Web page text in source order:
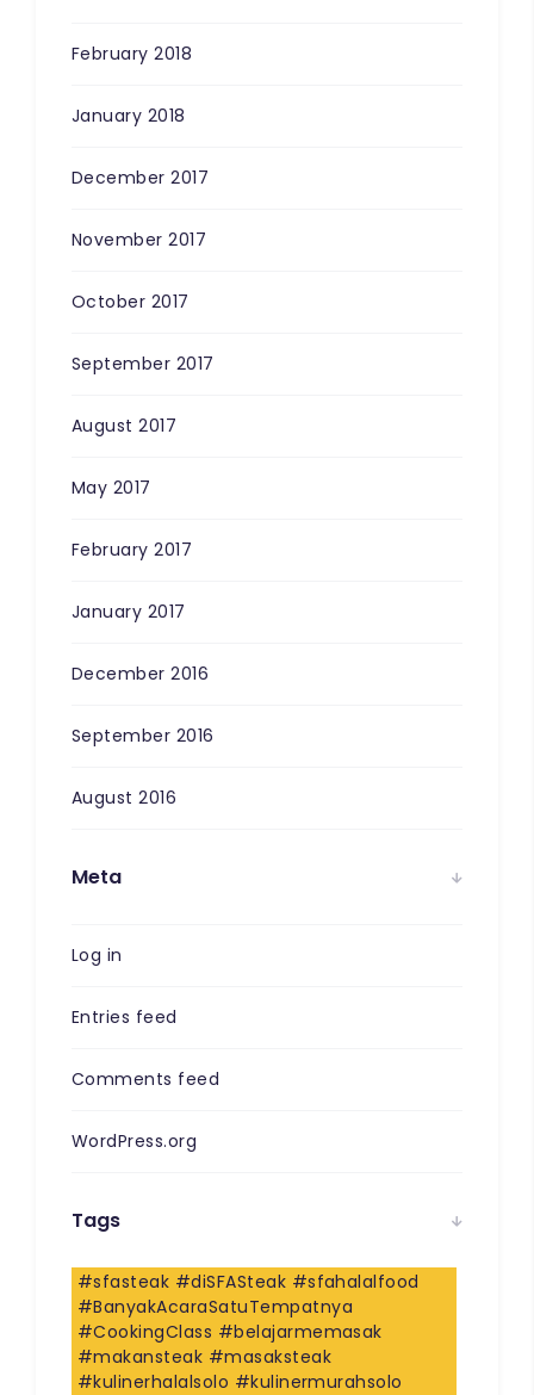
February 2018
January 2018
December 2017
November 2017
October 2017
September 2017
August 2017
May 2017
February 2017
January 2017
December 2016
September 2016
August 2016
Meta
Log in
Entries feed
Comments feed
WordPress.org
Tags
#sfasteak #diSFASteak #sfahalalfood
#BanyakAcaraSatuTempatnya
#CookingClass #belajarmemasak
#makansteak #masaksteak
#kulinerhalalsolo #kulinermurahsolo